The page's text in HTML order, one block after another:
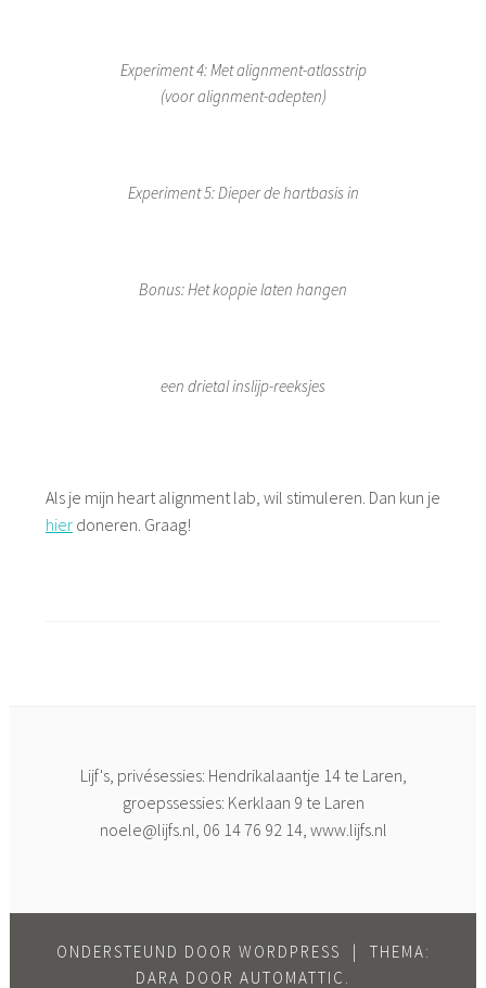
Experiment 4: Met alignment-atlasstrip
(voor alignment-adepten)
Experiment 5: Dieper de hartbasis in
Bonus: Het koppie laten hangen
een drietal inslijp-reeksjes
Als je mijn heart alignment lab, wil stimuleren. Dan kun je
hierdoneren. Graag!
Lijf's, privésessies: Hendrikalaantje 14 te Laren,
groepssessies: Kerklaan 9 te Laren
noele@lijfs.nl, 06 14 76 92 14, www.lijfs.nl
ONDERSTEUND DOOR WORDPRESS
THEMA:
DARA DOOR AUTOMATTIC .